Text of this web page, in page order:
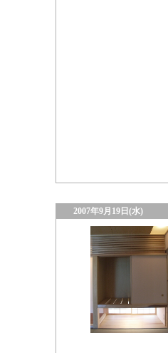
2007年9月19日(水)